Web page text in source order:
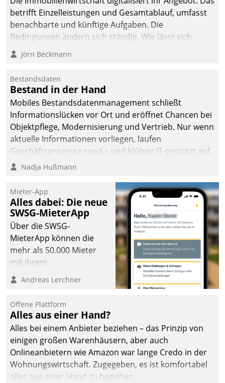
betrifft Einzelleistungen und Gesamtablauf, umfasst
benachbarte und künftige Aufgaben. Die
Bedingungen ändern sich ständig. Wie lässt sich
technisch die Kontrolle wahren und zugleich Freiraum
fürs Wachsen öffnen?
Jörn Beckmann
Bestandsdaten
Bestand in der Hand
Mobiles Bestandsdatenmanagement schließt
Informationslücken vor Ort und eröffnet Chancen bei
Objektpflege, Modernisierung und Vertrieb. Nur wenn
aktuelle Informationen vorliegen, laufen
Geschäftsprozesse rund – und blühen IT-gestützt auf.
Nadja Hußmann
Mieter-App
Alles dabei: Die neue
SWSG-MieterApp
Über die SWSG-
MieterApp können die
mehr als 50.000 Mieter
mit ihrem
Wohnungsunternehmen
kommunizieren, auf dem
einsehen und ändern
oder
Schadensmeldungen
abgeben – rund um die
Uhr.
Andreas Lerchner
Offene Plattform
Alles aus einer Hand?
Alles bei einem Anbieter beziehen – das Prinzip von
einigen großen Warenhäusern, aber auch
Onlineanbietern wie Amazon war lange Credo in der
Wohnungswirtschaft. Zugegeben, es ist komfortabel
alles aus einer Hand zu beziehen...